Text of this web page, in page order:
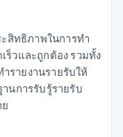
ร
สิทธิภาพในการทำ
วและถูกต้อง รวมทั้ง
รายงานรายรับให้
นการรับรู้รายรับ